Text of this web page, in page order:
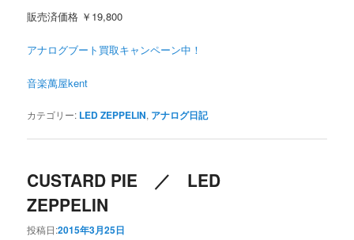
販売済価格 ￥19,800
アナログブート買取キャンペーン中！
音楽萬屋kent
カテゴリー: LED ZEPPELIN, アナログ日記
CUSTARD PIE ／ LED
ZEPPELIN
投稿日:2015年3月25日